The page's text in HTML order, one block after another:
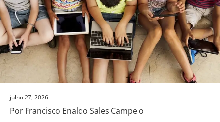
julho 27, 2026
Por Francisco Enaldo Sales Campelo